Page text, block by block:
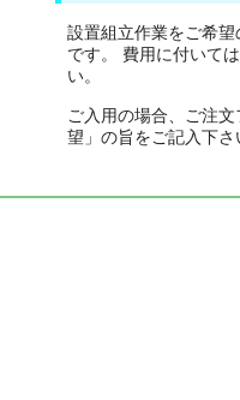
設置組立作業をご希
です。 費用に付いて
い。
ご入用の場合、ご注
望」の旨をご記入下さ